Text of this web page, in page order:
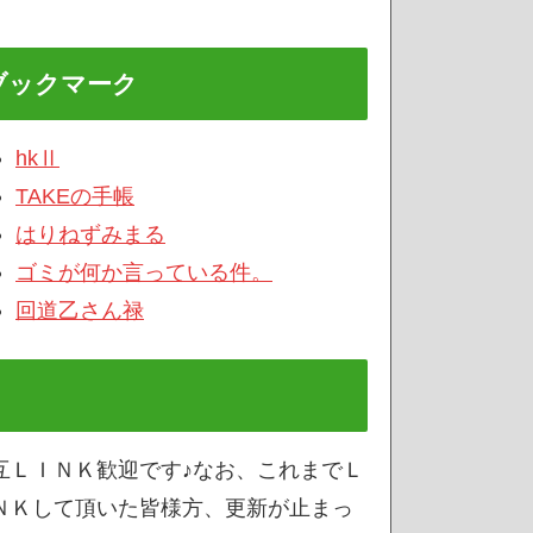
ックマーク
hkⅡ
TAKEの手帳
はりねずみまる
ゴミが何か言っている件。
回道乙さん禄
ＬＩＮＫ歓迎です♪なお、これまでＬ
Ｋして頂いた皆様方、更新が止まっ